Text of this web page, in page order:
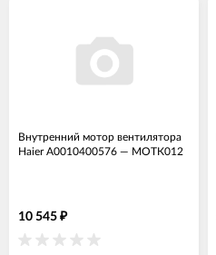
Внутренний мотор вентилятора
Haier A0010400576 — МОТК012
10 545 ₽